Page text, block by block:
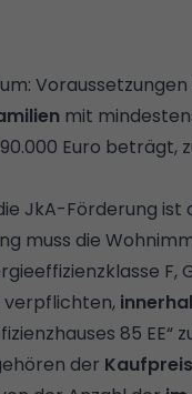
mit
Euro beträgt,
JkA-Förderung ist
muss die
verpflichten,
85 EE“
der